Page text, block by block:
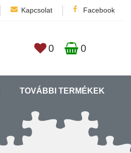
Kapcsolat Facebook
0 0
TOVÁBBI TERMÉKEK